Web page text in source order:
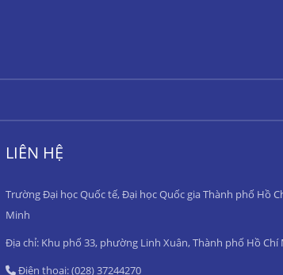
LIÊN HỆ
Trường Đại học Quốc tế, Đại học Quốc gia Thành phố Hồ
Minh
Địa chỉ: Khu phố 33, phường Linh Xuân, Thành phố Hồ Chí
Điện thoại: (028) 37244270